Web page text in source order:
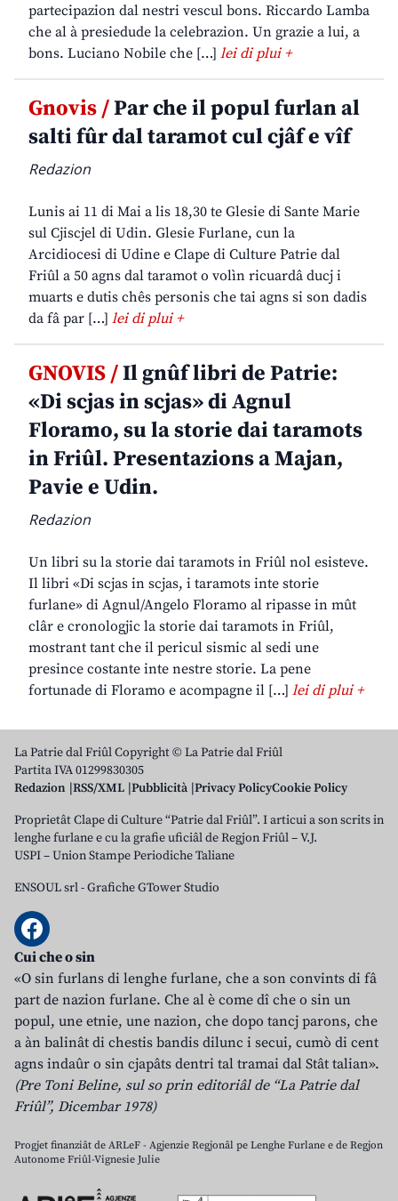
partecipazion dal nestri vescul bons. Riccardo Lamba
che al à presiedude la celebrazion. Un grazie a lui, a
bons. Luciano Nobile che […] lei di plui +
Gnovis /Par che il popul furlan al
salti fûr dal taramot cul cjâf e vîf
Redazion
Lunis ai 11 di Mai a lis 18,30 te Glesie di Sante Marie
sul Cjiscjel di Udin. Glesie Furlane, cun la
Arcidiocesi di Udine e Clape di Culture Patrie dal
Friûl a 50 agns dal taramot o volìn ricuardâ ducj i
muarts e dutis chês personis che tai agns si son dadis
da fâ par […] lei di plui +
GNOVIS /Il gnûf libri de Patrie:
«Di scjas in scjas» di Agnul
Floramo, su la storie dai taramots
in Friûl. Presentazions a Majan,
Pavie e Udin.
Redazion
Un libri su la storie dai taramots in Friûl nol esisteve.
Il libri «Di scjas in scjas, i taramots inte storie
furlane» di Agnul/Angelo Floramo al ripasse in mût
clâr e cronologjic la storie dai taramots in Friûl,
mostrant tant che il pericul sismic al sedi une
presince costante inte nestre storie. La pene
fortunade di Floramo e acompagne il […] lei di plui +
La Patrie dal Friûl Copyright © La Patrie dal Friûl
Partita IVA 01299830305
Redazion RSS/XML Pubblicità Privacy PolicyCookie Policy
Proprietât Clape di Culture “Patrie dal Friûl”. I articui a son scrits in
lenghe furlane e cu la grafie uficiâl de Regjon Friûl – V.J.
USPI – Union Stampe Periodiche Taliane
ENSOUL srl-Grafiche GTower Studio
Cui che o sin
«O sin furlans di lenghe furlane, che a son convints di fâ
part de nazion furlane. Che al è come dî che o sin un
popul, une etnie, une nazion, che dopo tancj parons, che
a àn balinât di chestis bandis dilunc i secui, cumò di cent
agns indaûr o sin cjapâts dentri tal tramai dal Stât talian».
(Pre Toni Beline, sul so prin editoriâl de “La Patrie dal
Friûl”, Dicembar 1978)
Progjet finanziât de ARLeF - Agjenzie Regjonâl pe Lenghe Furlane e de Regjon
Autonome Friûl-Vignesie Julie